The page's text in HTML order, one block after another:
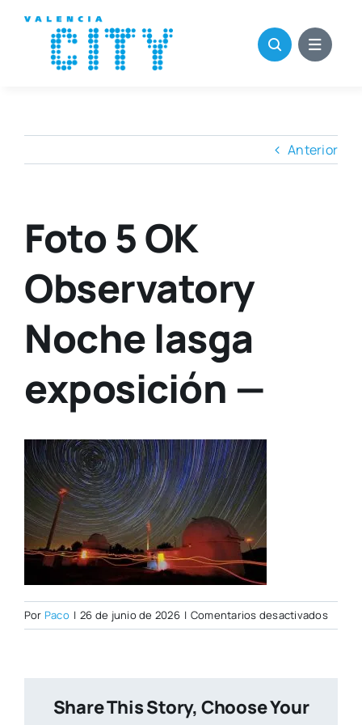
contenido
Anterior
Foto 5 OK
Observatory
Noche lasga
exposición —
Por Paco | 26 de junio de 2026 | Comentarios desactivadosen
Foto
Share This Story, Choose Your